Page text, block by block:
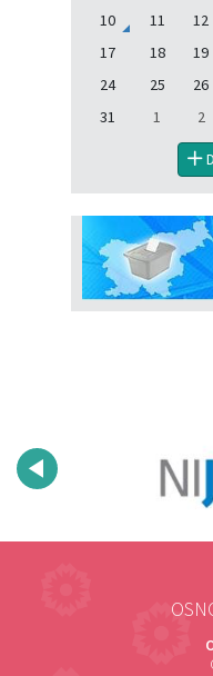
10
11 12
17
18 19
24
25 26
31
1 2